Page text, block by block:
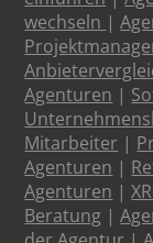
wechseln |
Agenturen |
Mitarbeiter |
Agenturen |
Agenturen |
Beratung |